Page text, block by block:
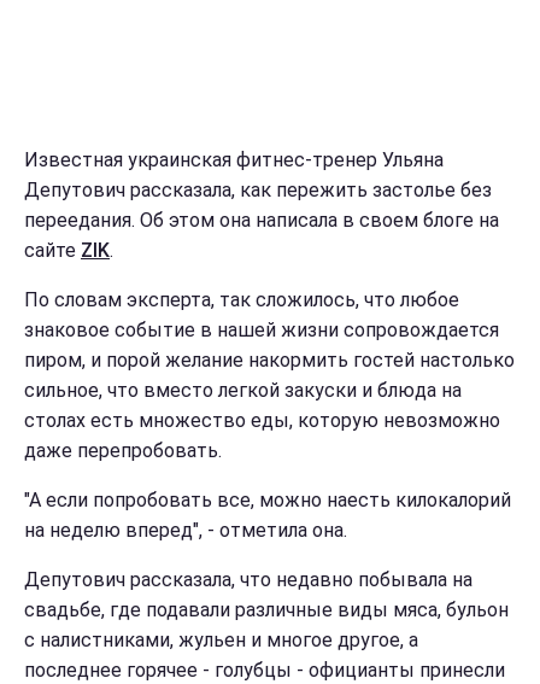
Известная украинская фитнес-тренер Ульяна
Депутович рассказала, как пережить застолье без
переедания. Об этом она написала в своем блоге на
сайте ZIK.
По словам эксперта, так сложилось, что любое
знаковое событие в нашей жизни сопровождается
пиром, и порой желание накормить гостей настолько
сильное, что вместо легкой закуски и блюда на
столах есть множество еды, которую невозможно
даже перепробовать.
"А если попробовать все, можно наесть килокалорий
на неделю вперед", - отметила она.
Депутович рассказала, что недавно побывала на
свадьбе, где подавали различные виды мяса, бульон
с налистниками, жульен и многое другое, а
последнее горячее - голубцы - официанты принесли